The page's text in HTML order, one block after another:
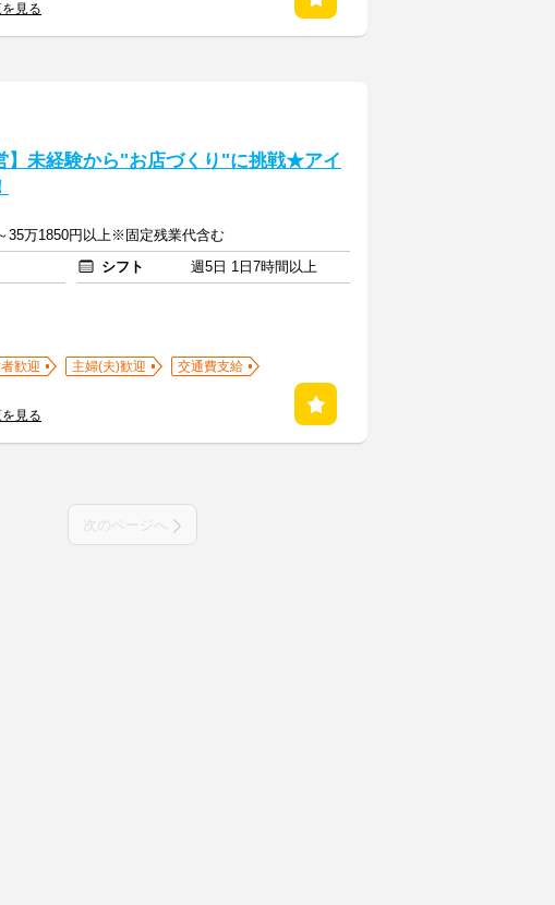
見る
】未経験から"お店づくり"に挑戦★アイ
35万1850円以上※固定残業代含む
シフト
週5日 1日7時間以上
歓迎 主婦(夫)歓迎
交通費支給
見る
次のページへ